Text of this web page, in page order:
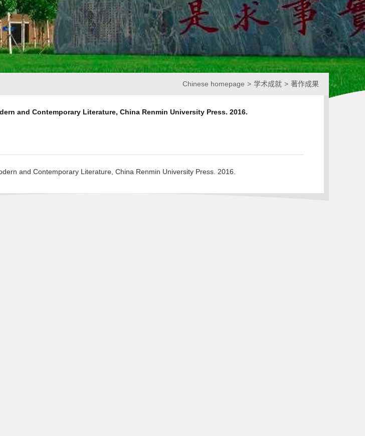
Chinese homepage > 学术成就 > 著作成果
and Contemporary Literature, China Renmin University Press. 2016.
and Contemporary Literature, China Renmin University Press. 2016.